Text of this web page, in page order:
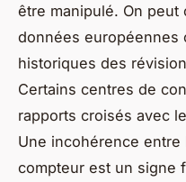
être manipulé. On
données européennes
historiques des
Certains centres de
rapports croisés avec
Une incohérence
compteur est un signe